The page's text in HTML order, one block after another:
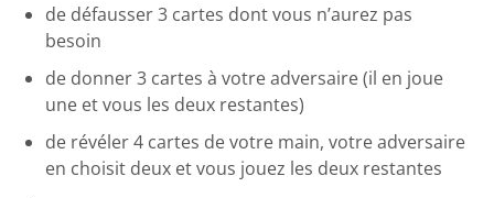
de défausser 3 cartes dont vous n’aurez pas
besoin
de donner 3 cartes à votre adversaire (il en joue
une et vous les deux restantes)
de révéler 4 cartes de votre main, votre adversaire
en choisit deux et vous jouez les deux restantes